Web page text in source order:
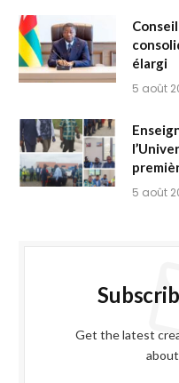
élargi
5 août
5 août
Get the latest